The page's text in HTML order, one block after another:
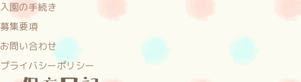
入園の手続き
募集要項
お問い合わせ
プライバシーポリシー